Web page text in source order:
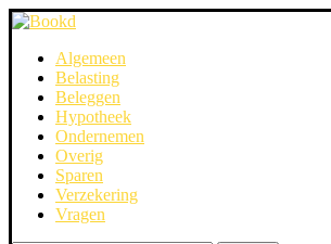
Algemeen
Belasting
Beleggen
Hypotheek
Ondernemen
Overig
Sparen
Verzekering
Vragen